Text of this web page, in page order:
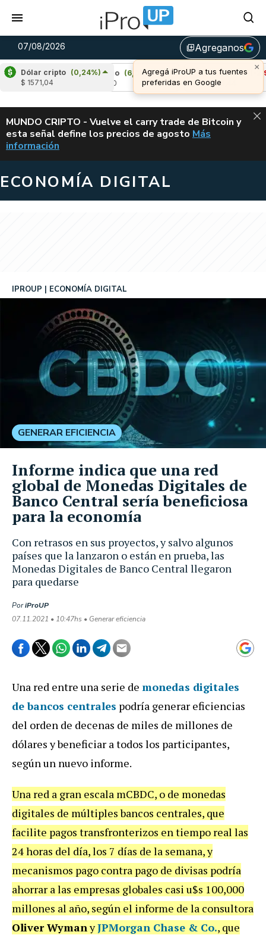
07/08/2026 library_addAgreganos
×
Agregá iProUP a tus fuentes
preferidas en Google
Dólar cripto (0,24%)
$ 1571,04
Cardano (6,06%)
Avalanche (-2,94%)
u$s 6,44
ALERTA
MUNDO CRIPTO - Vuelve el carry trade de Bitcoin y
esta señal define los precios de agosto VUELVE EL
Más
información
ECONOMÍA DIGITAL
Con retrasos en sus proyectos, y salvo algunos
países que la lanzaron o están en prueba, las
Monedas Digitales de Banco Central llegaron
para quedarse
IPROUP ECONOMÍA DIGITAL
PoriProUP
07.11.2021 • 10:47hs • Generar eficiencia
GENERAR EFICIENCIA
Informe indica que una red
global de Monedas Digitales de
Banco Central sería beneficiosa
para la economía
Una red entre una serie de monedas digitales
de bancos centrales podría generar eficiencias
del orden de decenas de miles de millones de
dólares y beneficiar a todos los participantes,
según un nuevo informe.
Una red a gran escala mCBDC, o de monedas
digitales de múltiples bancos centrales, que
facilite pagos transfronterizos en tiempo real las
24 horas del día, los 7 días de la semana, y
mecanismos pago contra pago de divisas podría
ahorrar a las empresas globales casi u$s 100,000
millones al año, según el informe de la consultora
Oliver WymanyJPMorgan Chase & Co., que